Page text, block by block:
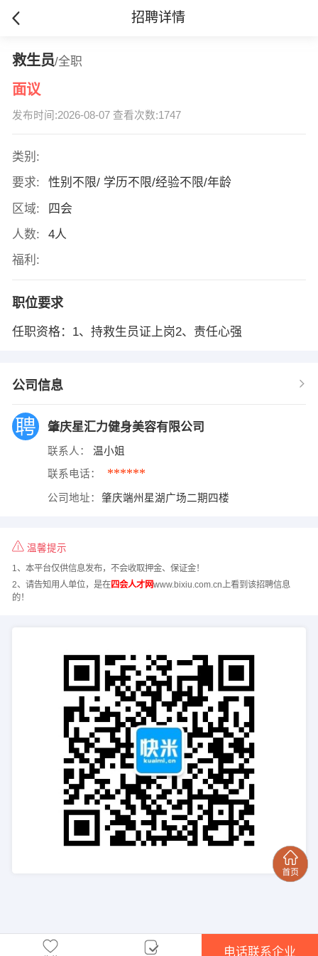
招聘详情
救生员/全职
面议
发布时间:2026-08-07 查看次数:1747
类别:
要求:
性别不限/ 学历不限/经验不限/年龄
区域:
四会
人数:
4人
福利:
职位要求
任职资格：1、持救生员证上岗2、责任心强
公司信息
肇庆星汇力健身美容有限公司
联系人： 温小姐
联系电话： ******
公司地址： 肇庆端州星湖广场二期四楼
温馨提示
1、本平台仅供信息发布，不会收取押金、保证金！
2、请告知用人单位，是在四会人才网www.bixiu.com.cn上看到该招聘信息
的！
电话联系企业